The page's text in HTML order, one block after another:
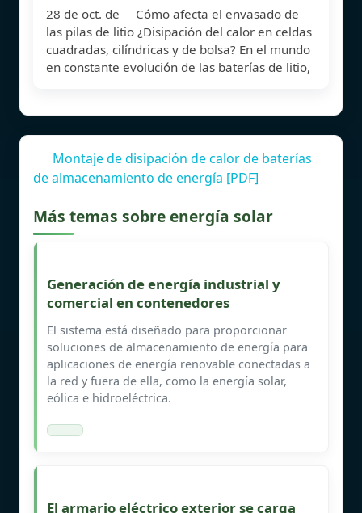
28 de oct. de Cómo afecta el envasado de
las pilas de litio ¿Disipación del calor en celdas
cuadradas, cilíndricas y de bolsa? En el mundo
en constante evolución de las baterías de litio,
Montaje de disipación de calor de baterías
de almacenamiento de energía [PDF]
Más temas sobre energía solar
Generación de energía industrial y
comercial en contenedores
El sistema está diseñado para proporcionar
soluciones de almacenamiento de energía para
aplicaciones de energía renovable conectadas a
la red y fuera de ella, como la energía solar,
eólica e hidroeléctrica.
El armario eléctrico exterior se carga